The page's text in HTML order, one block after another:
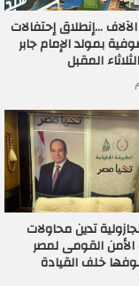
…إنطلاق إحتفالات
بمولد الإمام جابر
المقبل
تدين محاولات
القومى لمصر
خلف القيادة